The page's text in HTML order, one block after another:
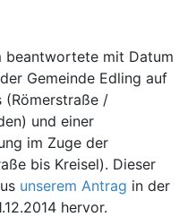
beantwortete mit Datum
Gemeinde Edling auf
(Römerstraße /
und einer
im Zuge der
bis Kreisel). Dieser
unserem Antrag in der
hervor.